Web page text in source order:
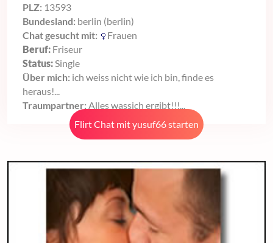
PLZ: 13593
Bundesland: berlin (berlin)
Chat gesucht mit:
Frauen
Beruf: Friseur
Status: Single
Über mich: ich weiss nicht wie ich bin, finde es
heraus!...
Traumpartner: Alles wassich ergibt!!!...
Flirt Chat mit yusuf66 starten